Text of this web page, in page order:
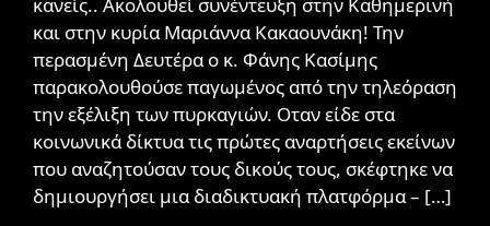
και στην κυρία Μαριάννα Κακαουνάκη! Την
περασμένη Δευτέρα ο κ. Φάνης Κασίμης
παρακολουθούσε παγωμένος από την τηλεόραση
την εξέλιξη των πυρκαγιών. Οταν είδε στα
κοινωνικά δίκτυα τις πρώτες αναρτήσεις εκείνων
που αναζητούσαν τους δικούς τους, σκέφτηκε να
δημιουργήσει μια διαδικτυακή πλατφόρμα – […]